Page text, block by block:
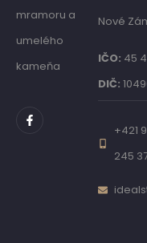
mramoru a
umelého
kameňa
Nové
IČO: 45
DIČ:
+421
245